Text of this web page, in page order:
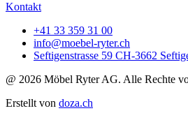
Kontakt
+41 33 359 31 00
info@moebel-ryter.ch
Seftigenstrasse 59 CH-3662
@ 2026 Möbel Ryter AG. Alle Rechte
Erstellt von doza.ch